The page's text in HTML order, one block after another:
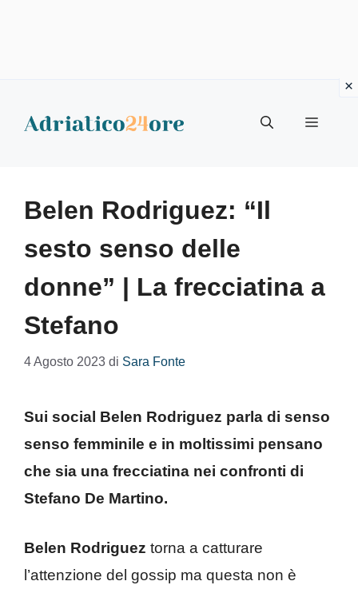
Menu
Belen Rodriguez: “Il
sesto senso delle
donne” | La frecciatina a
Stefano
4 Agosto 2023 di Sara Fonte
Sui social Belen Rodriguez parla di senso
senso femminile e in moltissimi pensano
che sia una frecciatina nei confronti di
Stefano De Martino.
Belen Rodriguez torna a catturare
l’attenzione del gossip ma questa non è